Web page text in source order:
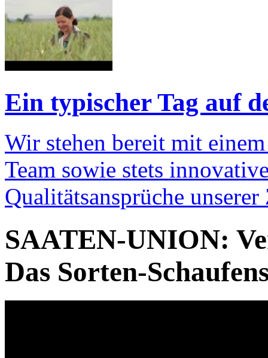
Ein typischer Tag auf
Wir stehen bereit mit
Team sowie stets
Qualitätsansprüche
SAATEN-UNION:
Das Sorten-